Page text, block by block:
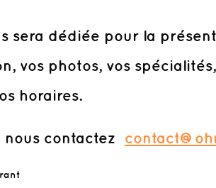
sera dédiée pour la
vos photos, vos
horaires.
contactez